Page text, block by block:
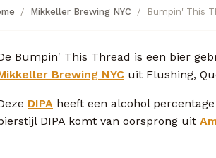
Mikkeller Brewing NYC Bumpin' This
Bumpin' This Thread is een bier
Brewing NYC uit Flushing,
DIPA heeft een alcohol percentage
DIPA komt van oorsprong uit